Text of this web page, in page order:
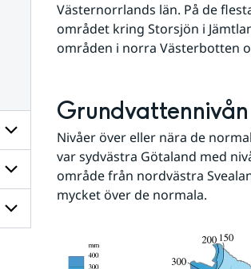
Undersidor
för
Framtidens
klimat
Undersidor
för
Klimatanpassning
Västernorrlands län. På de
området kring Storsjön i
områden i norra Västerbotten
Grundvattennivån
Nivåer över eller nära de
var sydvästra Götaland med
område från nordvästra
mycket över de normala.